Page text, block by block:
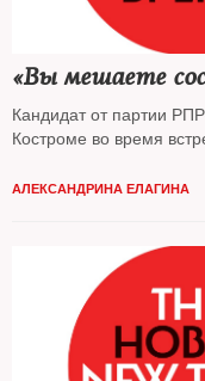
«Вы мешаете
Кандидат от партии РПР-
Костроме во время
АЛЕКСАНДРИНА ЕЛАГИНА